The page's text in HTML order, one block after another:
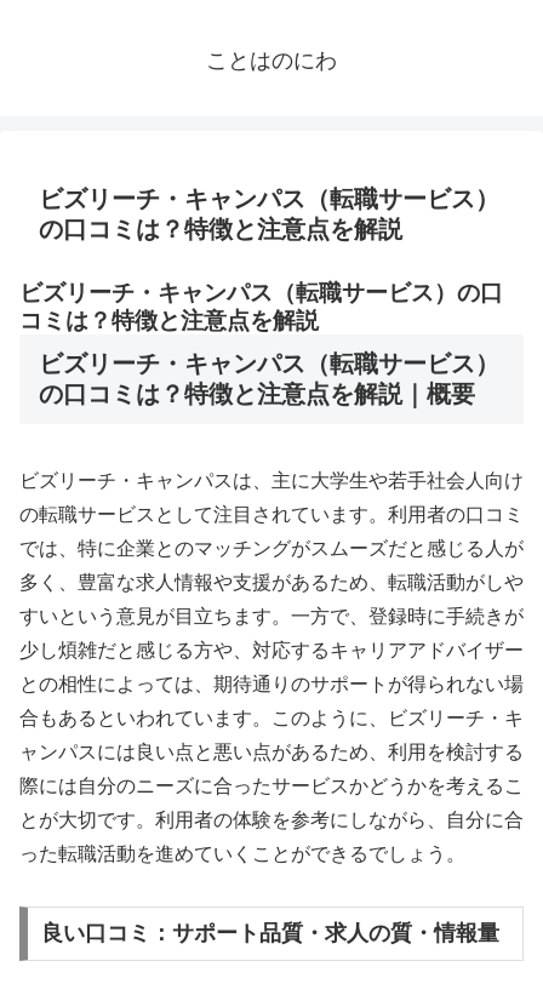
ことはのにわ
ビズリーチ・キャンパス（転職サービス）
の口コミは？特徴と注意点を解説
ビズリーチ・キャンパス（転職サービス）の口
コミは？特徴と注意点を解説
ビズリーチ・キャンパス（転職サービス）
の口コミは？特徴と注意点を解説｜概要
ビズリーチ・キャンパスは、主に大学生や若手社会人向け
の転職サービスとして注目されています。利用者の口コミ
では、特に企業とのマッチングがスムーズだと感じる人が
多く、豊富な求人情報や支援があるため、転職活動がしや
すいという意見が目立ちます。一方で、登録時に手続きが
少し煩雑だと感じる方や、対応するキャリアアドバイザー
との相性によっては、期待通りのサポートが得られない場
合もあるといわれています。このように、ビズリーチ・キ
ャンパスには良い点と悪い点があるため、利用を検討する
際には自分のニーズに合ったサービスかどうかを考えるこ
とが大切です。利用者の体験を参考にしながら、自分に合
った転職活動を進めていくことができるでしょう。
良い口コミ：サポート品質・求人の質・情報量